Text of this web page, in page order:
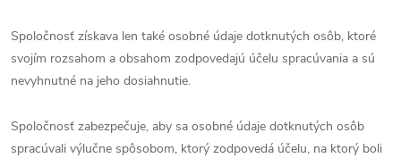
Spoločnosť získava len také osobné údaje dotknutých osôb, ktoré
svojím rozsahom a obsahom zodpovedajú účelu spracúvania a sú
nevyhnutné na jeho dosiahnutie.
Spoločnosť zabezpečuje, aby sa osobné údaje dotknutých osôb
spracúvali výlučne spôsobom, ktorý zodpovedá účelu, na ktorý boli